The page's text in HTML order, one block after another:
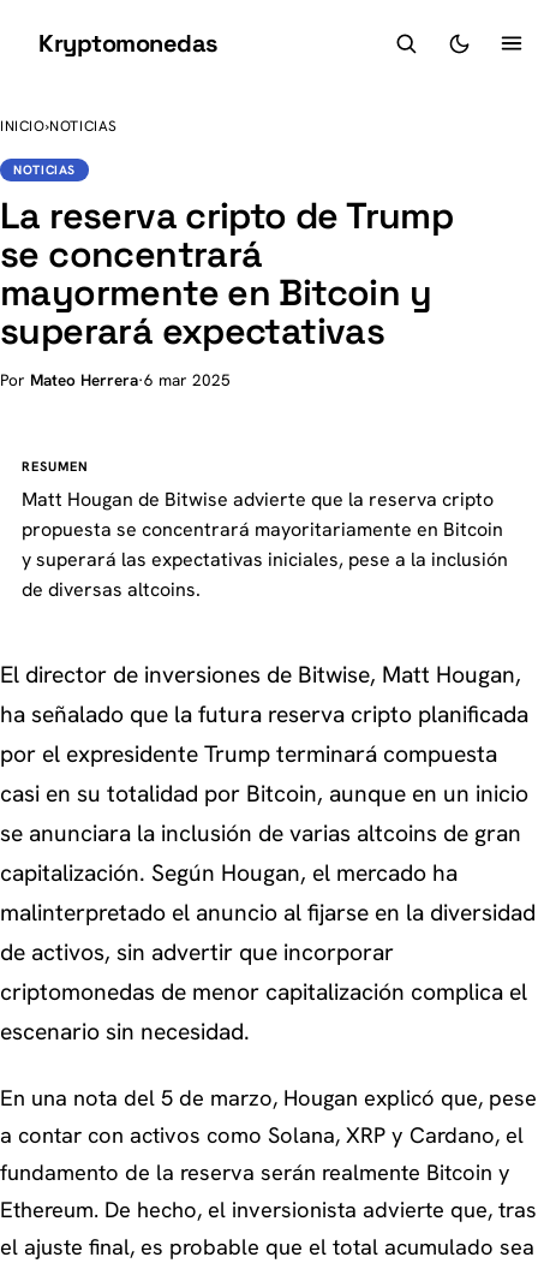
Kryptomonedas
INICIO›NOTICIAS
NOTICIAS
La reserva cripto de Trump
se concentrará
mayormente en Bitcoin y
superará expectativas
Por Mateo Herrera·6 mar 2025
RESUMEN
Matt Hougan de Bitwise advierte que la reserva cripto
propuesta se concentrará mayoritariamente en Bitcoin
y superará las expectativas iniciales, pese a la inclusión
de diversas altcoins.
El director de inversiones de Bitwise, Matt Hougan,
ha señalado que la futura reserva cripto planificada
por el expresidente Trump terminará compuesta
casi en su totalidad por Bitcoin, aunque en un inicio
se anunciara la inclusión de varias altcoins de gran
capitalización. Según Hougan, el mercado ha
malinterpretado el anuncio al fijarse en la diversidad
de activos, sin advertir que incorporar
criptomonedas de menor capitalización complica el
escenario sin necesidad.
En una nota del 5 de marzo, Hougan explicó que, pese
a contar con activos como Solana, XRP y Cardano, el
fundamento de la reserva serán realmente Bitcoin y
Ethereum. De hecho, el inversionista advierte que, tras
el ajuste final, es probable que el total acumulado sea